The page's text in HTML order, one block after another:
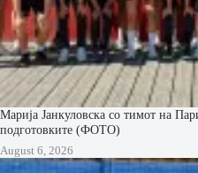
Марија Јанкуловска со тимот на
подготовките (ФОТО)
August 6, 2026